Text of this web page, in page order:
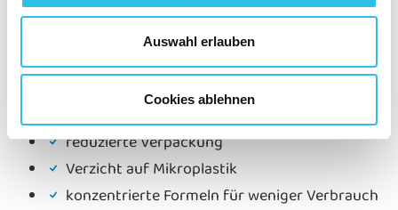
Auswahl erlauben
Cookies ablehnen
Immer mehr Eltern legen Wert auf Produkte, die
sowohl hautverträglich als auch umweltbewusst
sind. Moderne Waschmittelkonzepte kombinieren:
reduzierte Verpackung
Verzicht auf Mikroplastik
konzentrierte Formeln für weniger Verbrauch